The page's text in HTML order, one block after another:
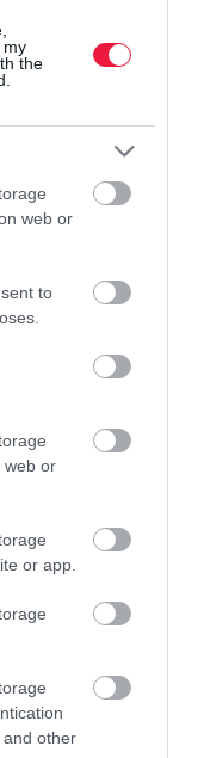
my
the
web or
to
web or
or app.
other
olajat
tartó orosz olaj
a Kínán és Indián